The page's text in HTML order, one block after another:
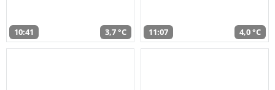
10:41 3,7 °C 11:07 4,0 °C